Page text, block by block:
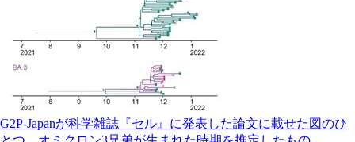
G2P-Japanが科学雑誌『セル』に発表した論文に載せた図のひ